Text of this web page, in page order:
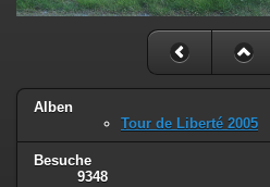
Alben
Tour de Liberté 2005
Besuche
9348